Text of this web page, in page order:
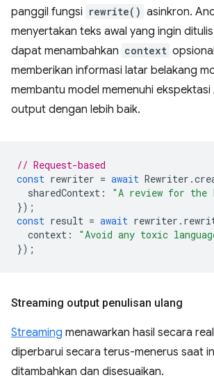
panggil fungsi rewrite() asinkron.
menyertakan teks awal yang ingin
dapat menambahkan context
memberikan informasi latar belakang
membantu model memenuhi
output dengan lebih baik.
// Request-based
const rewriter = await Rewriter .
sharedContext :
"A review for the
});
const result = await rewriter .
context :
"Avoid any toxic
});
Streaming output penulisan ulang
Streaming menawarkan hasil secara
diperbarui secara terus-menerus saat
ditambahkan dan disesuaikan.